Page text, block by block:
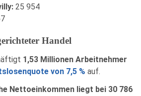
25 954
Handel
1,53 Millionen Arbeitnehmer
von 7,5 % auf.
Nettoeinkommen liegt bei 30 786